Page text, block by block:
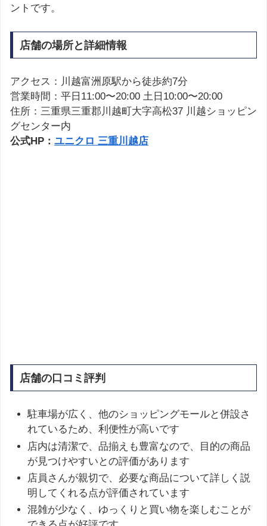
ントです。
店舗の場所と詳細情報
アクセス：川越富洲原駅から徒歩約7分
営業時間：平日11:00〜20:00 土日10:00〜20:00
住所：三重県三重郡川越町大字高松37 川越ショッピン
グセンター内
公式HP： ユニクロ 三重川越店
店舗の口コミ評判
駐車場が広く、他のショッピングモールと併設さ
れているため、利便性が高いです
店内は清潔で、品揃えも豊富なので、目的の商品
が見つけやすいとの評価があります
店員さんが親切で、必要な商品について詳しく説
明してくれる点が評価されています
混雑が少なく、ゆっくりと買い物を楽しむことが